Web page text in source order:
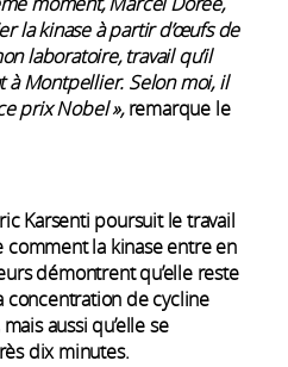
la kinase à partir d’œufs de
laboratoire, travail qu’il
à Montpellier. Selon moi, il
prix Nobel »,remarque le
Karsenti poursuit le travail
comment la kinase entre en
démontrent qu’elle reste
concentration de cycline
aussi qu’elle se
dix minutes.